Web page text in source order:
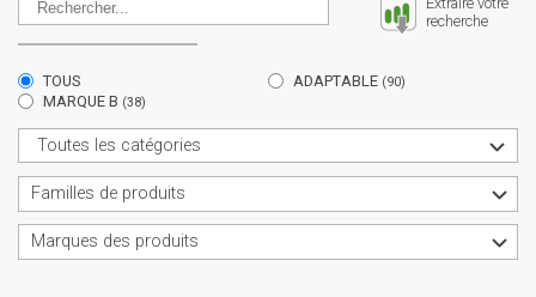
recherche
TOUS ADAPTABLE (90)
MARQUE B (38)
Marques des produits
Familles de produits
Toutes les catégories